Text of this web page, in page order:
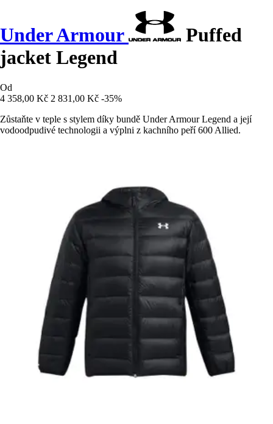
Under Armour
Puffed
jacket Legend
Od
4 358,00 Kč 2 831,00 Kč -35%
Zůstaňte v teple s stylem díky bundě Under Armour Legend a její
vodoodpudivé technologii a výplni z kachního peří 600 Allied.